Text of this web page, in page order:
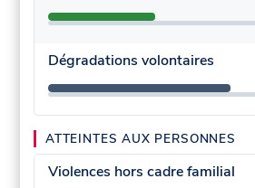
Dégradations volontaires
ATTEINTES AUX PERSONNES
Violences hors cadre familial